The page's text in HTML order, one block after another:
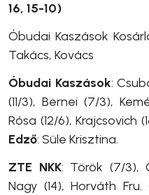
16, 15-10)
Óbudai Kaszások
Takács, Kovács
Óbudai Kaszások:
(11/3), Bernei (7/3),
Rósa (12/6), Krajcsovich
Edző: Süle Krisztina.
ZTE NKK: Török (7/3),
Nagy (14), Horváth Fru.